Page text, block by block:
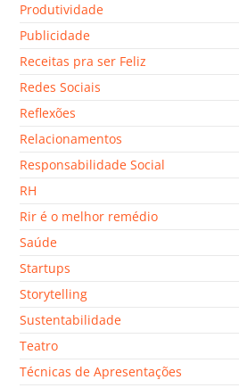
Produtividade
Publicidade
Receitas pra ser Feliz
Redes Sociais
Reflexões
Relacionamentos
Responsabilidade Social
RH
Rir é o melhor remédio
Saúde
Startups
Storytelling
Sustentabilidade
Teatro
Técnicas de Apresentações